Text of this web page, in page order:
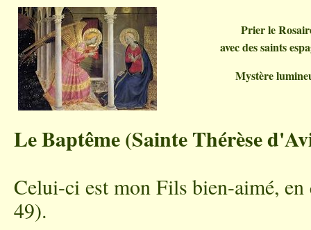
Prier le
avec des saints
Mystère
Le Baptême (Sainte Thérèse
Celui-ci est mon Fils bien-aimé,
49).